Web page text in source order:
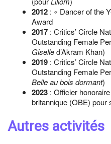
2012 : « Dancer of the
Award
2017 : Critics’ Circle
Outstanding Female
Giselled’Akram Khan)
2019 : Critics’ Circle
Outstanding Female
Belle au bois dormant)
2023 : Officier
britannique (OBE)
Autres activités